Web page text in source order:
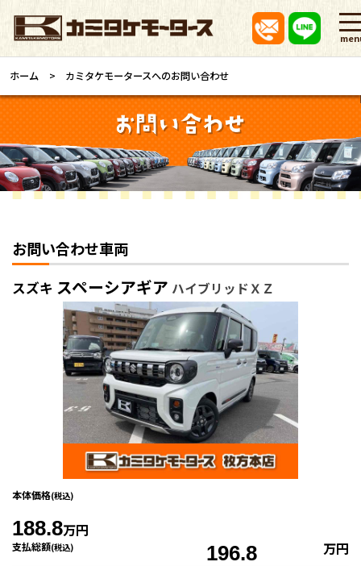
ホーム カミタケモータースへのお問い合わせ
お問い合わせ車両
スズキ スペーシアギア ハイブリッドＸＺ
本体価格(税込)
188.8万円
支払総額(税込) 196.8 万円